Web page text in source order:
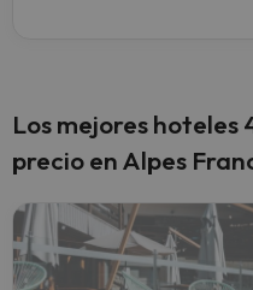
Los mejores
precio en Alpes